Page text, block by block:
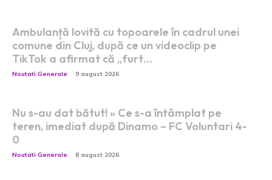
Ambulanță lovită cu topoarele în cadrul unei
comune din Cluj, după ce un videoclip pe
TikTok a afirmat că „furt…
Noutati Generale 9 august 2026
Nu s-au dat bătut! » Ce s-a întâmplat pe
teren, imediat după Dinamo – FC Voluntari 4-
0
Noutati Generale 8 august 2026